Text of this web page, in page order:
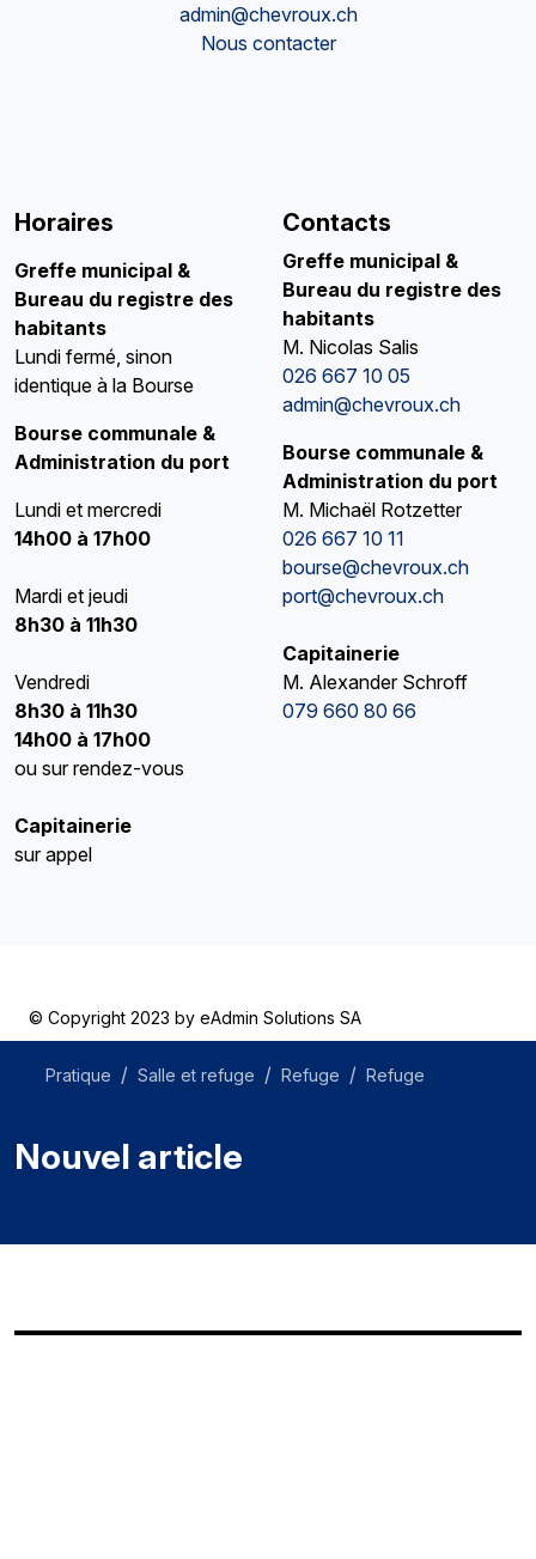
admin@chevroux.ch
Nous contacter
Horaires
Greffe municipal &
Bureau du registre des
habitants
Lundi fermé, sinon
identique à la Bourse
Bourse communale &
Administration du port
Lundi et mercredi
14h00 à 17h00
Mardi et jeudi
8h30 à 11h30
Vendredi
8h30 à 11h30
14h00 à 17h00
ou sur rendez-vous
Capitainerie
sur appel
Contacts
Greffe municipal &
Bureau du registre des
habitants
M. Nicolas Salis
026 667 10 05
admin@chevroux.ch
Bourse communale &
Administration du port
M. Michaël Rotzetter
026 667 10 11
bourse@chevroux.ch
port@chevroux.ch
Capitainerie
M. Alexander Schroff
079 660 80 66
© Copyright 2023 by eAdmin Solutions SA
Pratique Salle et refuge Refuge Refuge
Nouvel article